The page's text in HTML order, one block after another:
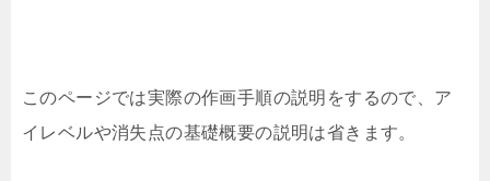
このページでは実際の作画手順の説明をするので、ア
イレベルや消失点の基礎概要の説明は省きます。